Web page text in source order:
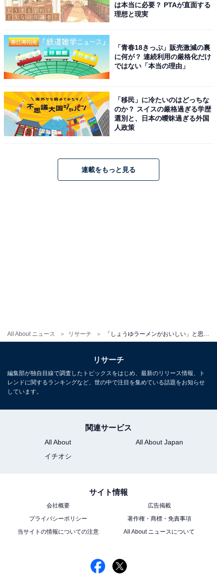
All About ニュース リサーチ
こちらもおすすめ
「つけ麺がおいしい」と思う都道府県ランキン
1 2
は本当に必要？ PTAが直面する
理想と現実
「青春18きっぷ」販売激減の裏
に何が？ 連続利用の厳格化だけ
ではない「本当の理由」
「移民」に冷たいのはどっちな
のか？ スイスの厳格過ぎる学歴
選別と、日本の曖昧過ぎる外国
人政策
連載をもっと見る
リサーチ
編集部が独自目線で調査したトピックスをはじめ、最新のリリース情報、ト
レンドに関するランキングなど、世の中で注目を集めている話題をお知らせ
しています。
関連サービス
All About
All About Japan
イチオシ
サイト情報
会社概要
広告掲載
プライバシーポリシー
著作権・商標・免責事項
当サイトの情報についての注意
All About ニュースについて